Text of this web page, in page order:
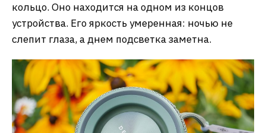
кольцо. Оно находится на одном из концов
устройства. Его яркость умеренная: ночью не
слепит глаза, а днем подсветка заметна.